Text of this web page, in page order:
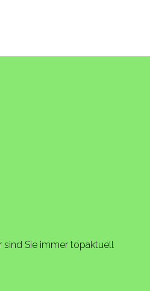
sind Sie immer topaktuell